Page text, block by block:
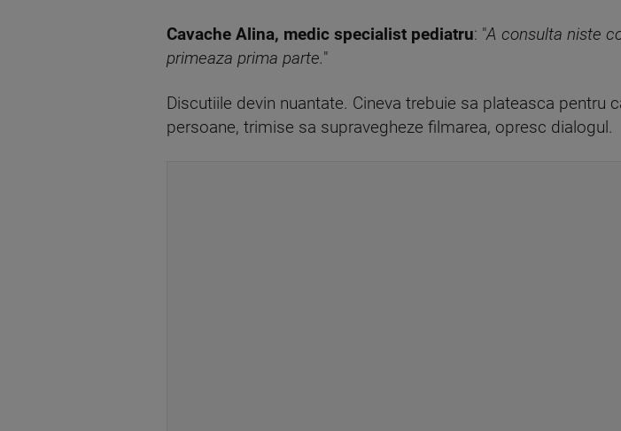
Cavache Alina, medic specialist pediatru: "A consulta niste
primeaza prima parte."
Discutiile devin nuantate. Cineva trebuie sa plateasca
persoane, trimise sa supravegheze filmarea, opresc dialogul.